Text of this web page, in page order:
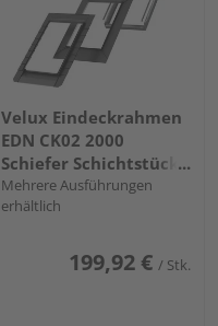
Velux Eindeckrahmen
EDN CK02 2000
Schiefer Schichtstück,
vertieftieft Alu+BDX
Mehrere Ausführungen
erhältlich
199,92 € / Stk.